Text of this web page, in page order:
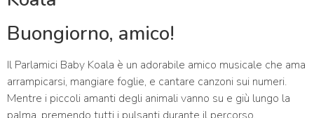
Buongiorno, amico!
Il Parlamici Baby Koala è un adorabile amico musicale che ama
arrampicarsi, mangiare foglie, e cantare canzoni sui numeri.
Mentre i piccoli amanti degli animali vanno su e giù lungo la